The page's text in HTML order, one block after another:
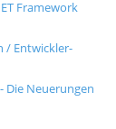
Framework
/ Entwickler-
Die Neuerungen